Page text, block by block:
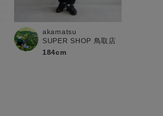
akamatsu
SUPER SHOP 鳥取店
184cm